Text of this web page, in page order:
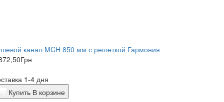
канал MCH 850 мм с решеткой Гармония
Грн
1-4 дня
Купить В корзине